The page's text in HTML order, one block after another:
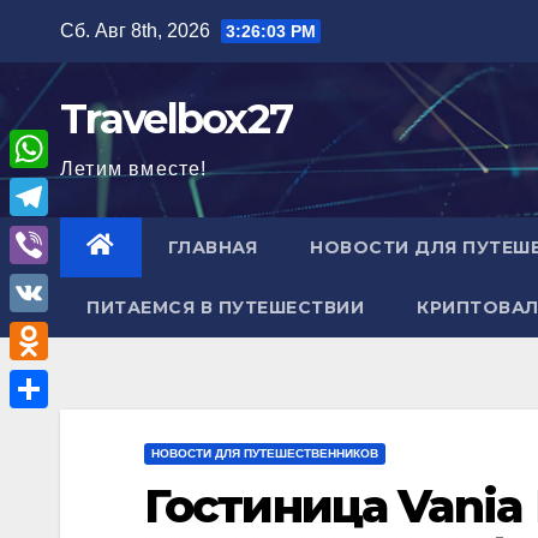
содержимому
Сб. Авг 8th, 2026 3:26:05 PM
Travelbox27
Летим вместе!
ГЛАВНАЯ НОВОСТИ ДЛЯ
ПИТАЕМСЯ В ПУТЕШЕСТВИИ
НОВОСТИ ДЛЯ ПУТЕШЕСТВЕННИКОВ
Гостиница
W
h
a
A
T
e
l
e
g
V
i
b
e
V
K
O